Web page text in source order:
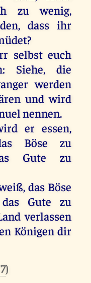
zu wenig,
dassihr
selbst euch
: Siehe,die
werden
und wird
nennen.
er essen,
Böse
zu
Gute
zu
,das Böse
das Gute
zu
verlassen
Königen dir
)